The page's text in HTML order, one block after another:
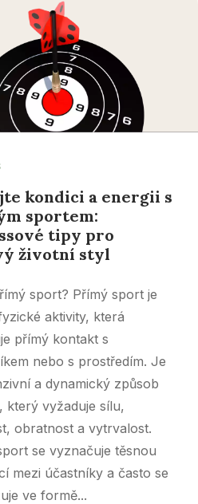
kondici a energii s
sportem:
tipy pro
životní styl
sport? Přímý sport je
aktivity, která
přímý kontakt s
nebo s prostředím. Je
a dynamický způsob
který vyžaduje sílu,
obratnost a vytrvalost.
se vyznačuje těsnou
mezi účastníky a často se
ve formě...